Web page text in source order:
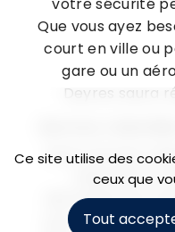
Que vous ayez
court en ville ou
gare ou un
Deyres saura
Service
Notre service
répondre à
demandes de
pour réserver un
Ce site utilise des
ceux que
Tout